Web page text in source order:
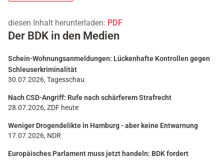
diesen Inhalt herunterladen: PDF
Der BDK in den Medien
Schein-Wohnungsanmeldungen: Lückenhafte Kontrollen gegen
Schleuserkriminalität
30.07.2026, Tagesschau
Nach CSD-Angriff: Rufe nach schärferem Strafrecht
28.07.2026, ZDF heute
Weniger Drogendelikte in Hamburg - aber keine Entwarnung
17.07.2026, NDR
Europäisches Parlament muss jetzt handeln: BDK fordert